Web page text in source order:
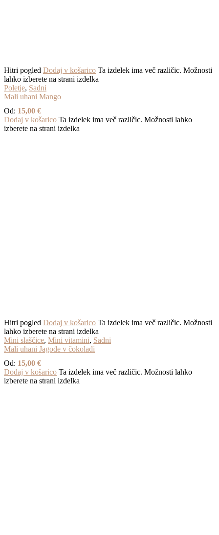
Hitri pogled Dodaj v košarico Ta izdelek ima več različic. Možnosti
lahko izberete na strani izdelka
Poletje, Sadni
Mali uhani Mango
Od: 15,00 €
Dodaj v košarico Ta izdelek ima več različic. Možnosti lahko
izberete na strani izdelka
Hitri pogled Dodaj v košarico Ta izdelek ima več različic. Možnosti
lahko izberete na strani izdelka
Mini slaščice, Mini vitamini, Sadni
Mali uhani Jagode v čokoladi
Od: 15,00 €
Dodaj v košarico Ta izdelek ima več različic. Možnosti lahko
izberete na strani izdelka